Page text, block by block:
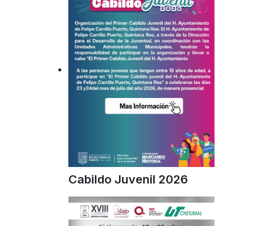
Cabildo Juvenil 2026